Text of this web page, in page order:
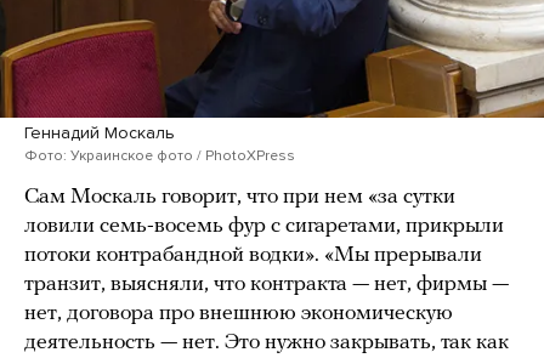
Геннадий Москаль
Фото: Украинское фото / PhotoXPress
Сам Москаль говорит, что при нем «за сутки
ловили семь-восемь фур с сигаретами, прикрыли
потоки контрабандной водки». «Мы прерывали
транзит, выясняли, что контракта — нет, фирмы —
нет, договора про внешнюю экономическую
деятельность — нет. Это нужно закрывать, так как